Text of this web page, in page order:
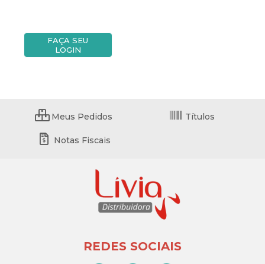
FAÇA SEU
LOGIN
Meus Pedidos Títulos
Notas Fiscais
REDES SOCIAIS